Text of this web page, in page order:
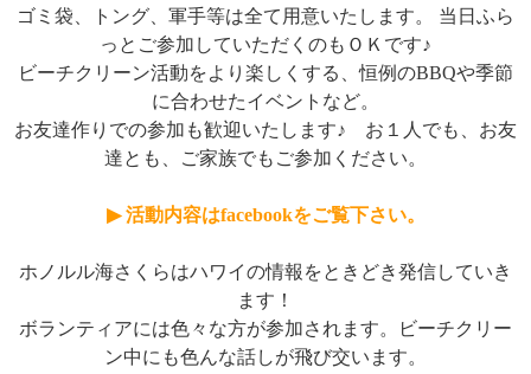
ゴミ袋、トング、軍手等は全て用意いたします。
当日ふら
っとご参加していただくのもＯＫです♪
ビーチクリーン活動をより楽しくする、恒例のBBQや季節
に合わせたイベントなど。
お友達作りでの参加も歓迎いたします♪ お１人でも、お友
達とも、ご家族でもご参加ください。
▶ 活動内容はfacebookをご覧下さい。
ホノルル海さくらはハワイの情報をときどき発信していき
ます！
ボランティアには色々な方が参加されます。
ビーチクリー
ン中にも色んな話しが飛び交います。